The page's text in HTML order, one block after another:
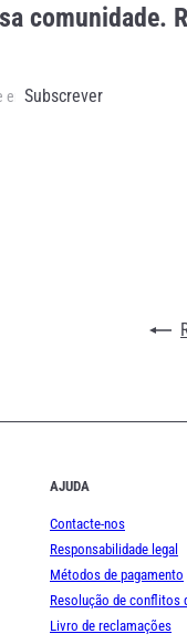
comunidade.
Subscrever
AJUDA
Contacte-nos
Responsabilidade legal
Métodos de pagamento
Resolução de conflitos
Livro de reclamações